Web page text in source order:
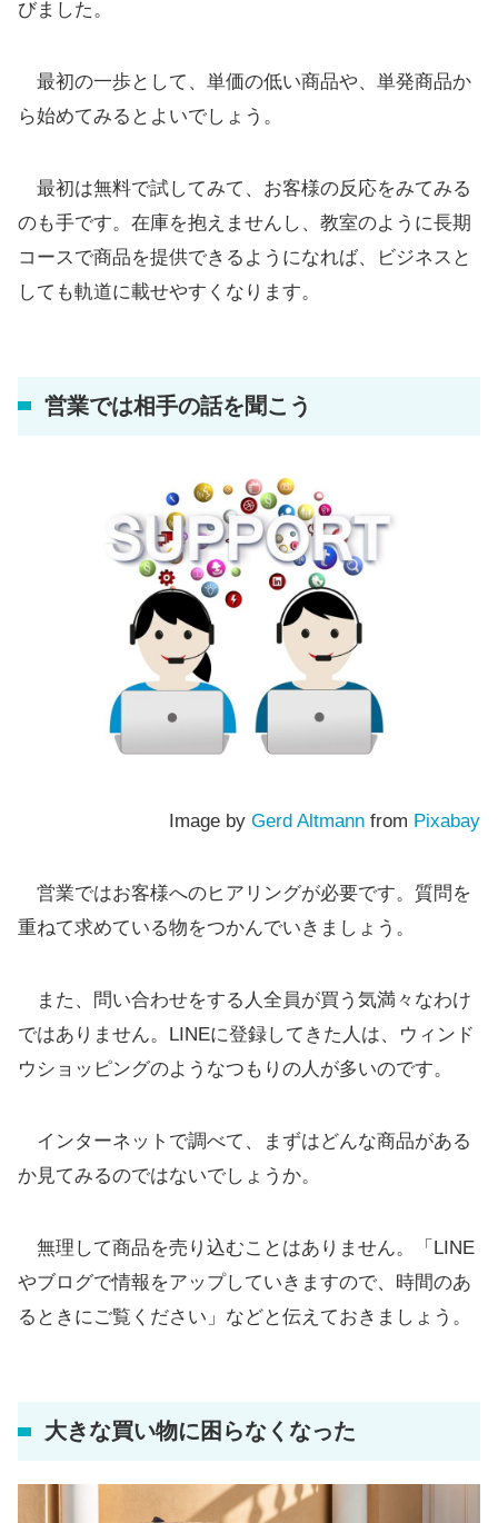
びました。
最初の一歩として、単価の低い商品や、単発商品か
ら始めてみるとよいでしょう。
最初は無料で試してみて、お客様の反応をみてみる
のも手です。在庫を抱えませんし、教室のように長期
コースで商品を提供できるようになれば、ビジネスと
しても軌道に載せやすくなります。
営業では相手の話を聞こう
Image by Gerd Altmann from Pixabay
営業ではお客様へのヒアリングが必要です。質問を
重ねて求めている物をつかんでいきましょう。
また、問い合わせをする人全員が買う気満々なわけ
ではありません。LINEに登録してきた人は、ウィンド
ウショッピングのようなつもりの人が多いのです。
インターネットで調べて、まずはどんな商品がある
か見てみるのではないでしょうか。
無理して商品を売り込むことはありません。「LINE
やブログで情報をアップしていきますので、時間のあ
るときにご覧ください」などと伝えておきましょう。
大きな買い物に困らなくなった